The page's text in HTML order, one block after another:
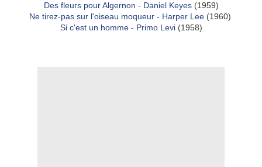
Des fleurs pour Algernon - Daniel Keyes(1959)
Ne tirez-pas sur l'oiseau moqueur - Harper Lee(1960)
Si c'est un homme - Primo Levi(1958)